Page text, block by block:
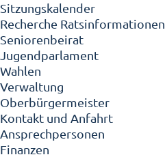
Sitzungskalender
Recherche Ratsinformationen
Seniorenbeirat
Jugendparlament
Wahlen
Verwaltung
Oberbürgermeister
Kontakt und Anfahrt
Ansprechpersonen
Finanzen